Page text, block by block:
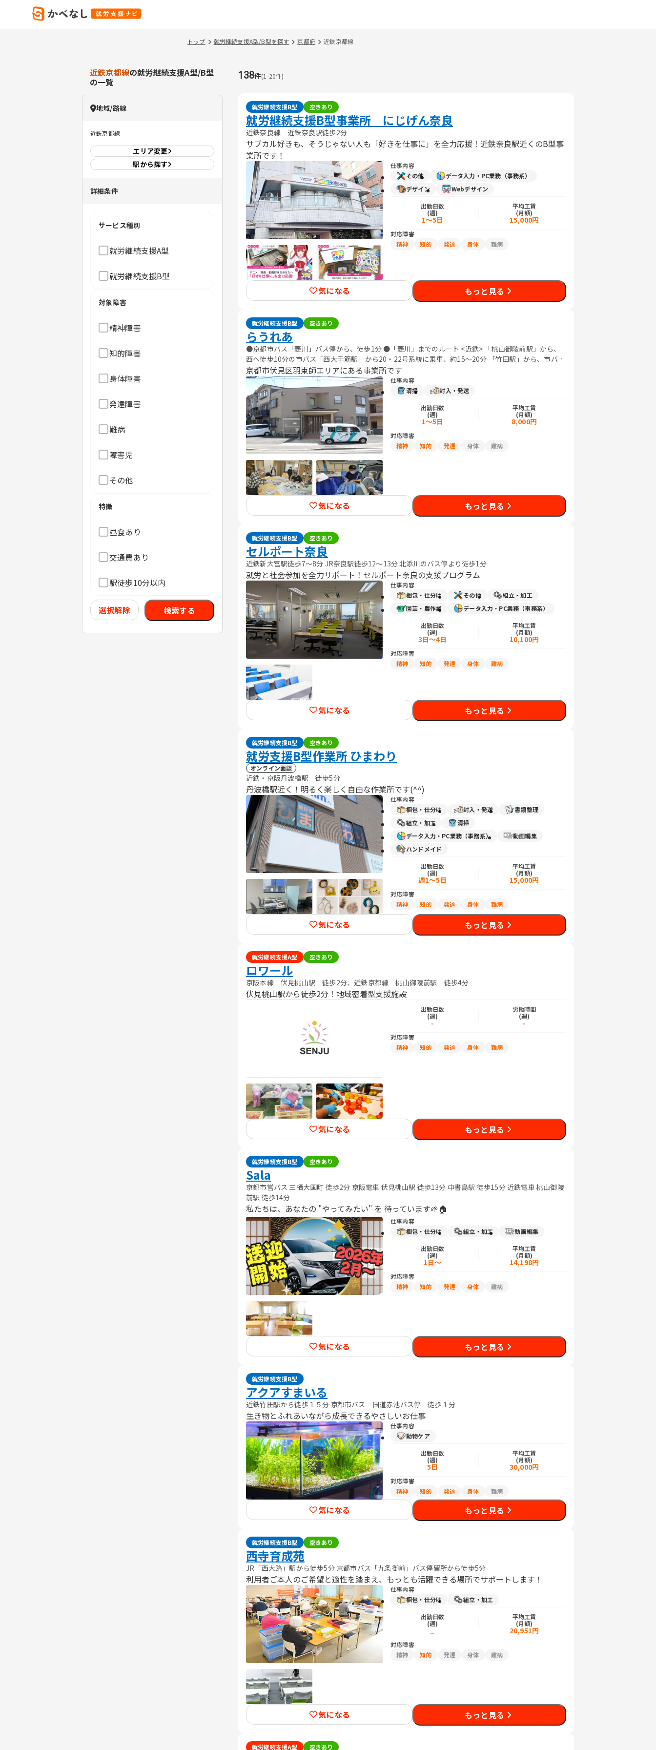
トップ 就労継続支援A型/B型を探す 京都府 近鉄京都線
近鉄京都線の就労継続支援A型/B型
の一覧
地域/路線
近鉄京都線
エリア変更
駅から探す
詳細条件
サービス種別
就労継続支援A型
就労継続支援B型
対象障害
精神障害
知的障害
身体障害
発達障害
難病
障害児
その他
特徴
昼食あり
交通費あり
駅徒歩10分以内
選択解除 検索する
138件(1 -20件)
就労継続支援B型 空きあり
就労継続支援B型事業所 にじげん奈良
近鉄奈良線 近鉄奈良駅徒歩2分
サブカル好きも、そうじゃない人も「好きを仕事に」を全力応援！近鉄奈良駅近くのB型事
業所です！
仕事内容
その他
データ入力・PC業務（事務系）
デザイン
Webデザイン
出勤日数
(週)
1～5日
平均工賃
(月額)
15,000円
対応障害
精神
知的 発達 身体 難病
気になる もっと見る
就労継続支援B型 空きあり
らうれあ
●京都市バス「菱川」バス停から、徒歩1分 ●「菱川」までのルート <近鉄> 「桃山御陵前駅」から、
西へ徒歩10分の市バス「西大手筋駅」から20・22号系統に乗車、約15〜20分 「竹田駅」から、市バス
南2・特南2号系統に乗車、約20分 <京阪>「淀駅」から、市バス20号系統に乗車、約25分 <JR>「長岡
京駅」から、市バス南2・特南2号系統に乗車、約20分
京都市伏見区羽束師エリアにある事業所です
仕事内容
清掃
封入・発送
出勤日数
(週)
1～5日
平均工賃
(月額)
8,000円
対応障害
精神
知的 発達 身体 難病
気になる もっと見る
就労継続支援B型 空きあり
セルポート奈良
近鉄新大宮駅徒歩7〜8分 JR奈良駅徒歩12〜13分 北添川のバス停より徒歩1分
就労と社会参加を全力サポート！セルポート奈良の支援プログラム
仕事内容
梱包・仕分け
その他
組立・加工
園芸・農作業
データ入力・PC業務（事務系）
出勤日数
(週)
3日～4日
平均工賃
(月額)
10,100円
対応障害
精神
知的 発達 身体 難病
気になる もっと見る
就労継続支援B型 空きあり
就労支援B型作業所 ひまわり
オンライン面談
近鉄・京阪丹波橋駅 徒歩5分
丹波橋駅近く！明るく楽しく自由な作業所です(^^)
仕事内容
梱包・仕分け
封入・発送
書類整理
組立・加工
清掃
データ入力・PC業務（事務系）
動画編集
ハンドメイド
出勤日数
(週)
週1～5日
平均工賃
(月額)
15,000円
対応障害
精神
知的 発達 身体 難病
気になる もっと見る
就労継続支援A型 空きあり
ロワール
京阪本線 伏見桃山駅 徒歩2分、近鉄京都線 桃山御陵前駅 徒歩4分
伏見桃山駅から徒歩2分！地域密着型支援施設
出勤日数
(週)
-
労働時間
(週)
-
対応障害
精神
知的 発達 身体 難病
気になる もっと見る
就労継続支援B型 空きあり
Sala
京都市営バス 三栖大国町 徒歩2分 京阪電車 伏見桃山駅 徒歩13分 中書島駅 徒歩15分 近鉄電車 桃山御陵
前駅 徒歩14分
私たちは、あなたの "やってみたい" を 待っています🌱🏠
仕事内容
梱包・仕分け
組立・加工 動画編集
出勤日数
(週)
1日～
平均工賃
(月額)
14,198円
対応障害
精神
知的 発達 身体 難病
気になる もっと見る
就労継続支援B型
アクアすまいる
近鉄竹田駅から徒歩１５分 京都市バス 国道赤池バス停 徒歩１分
生き物とふれあいながら成長できるやさしいお仕事
仕事内容
動物ケア
出勤日数
(週)
5日
平均工賃
(月額)
30,000円
対応障害
精神
知的 発達 身体 難病
気になる もっと見る
就労継続支援B型 空きあり
西寺育成苑
JR「西大路」駅から徒歩5分 京都市バス「九条御前」バス停留所から徒歩5分
利用者ご本人のご希望と適性を踏まえ、もっとも活躍できる場所でサポートします！
仕事内容
梱包・仕分け
組立・加工
出勤日数
(週)
平均工賃
(月額)
20,951円
対応障害
精神
知的 発達 身体 難病
気になる もっと見る
就労継続支援A型 空きあり